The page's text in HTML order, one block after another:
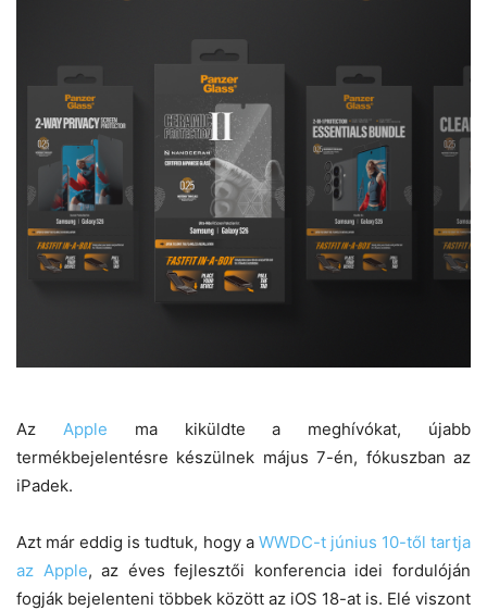
Az Apple ma kiküldte a meghívókat, újabb
termékbejelentésre készülnek május 7-én, fókuszban az
iPadek.
Azt már eddig is tudtuk, hogy a WWDC-t június 10-től tartja
az Apple, az éves fejlesztői konferencia idei fordulóján
fogják bejelenteni többek között az iOS 18-at is. Elé viszont